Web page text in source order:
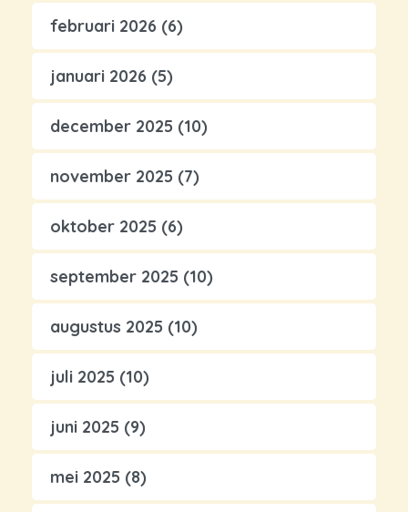
februari 2026 (6)
januari 2026 (5)
december 2025 (10)
november 2025 (7)
oktober 2025 (6)
september 2025 (10)
augustus 2025 (10)
juli 2025 (10)
juni 2025 (9)
mei 2025 (8)